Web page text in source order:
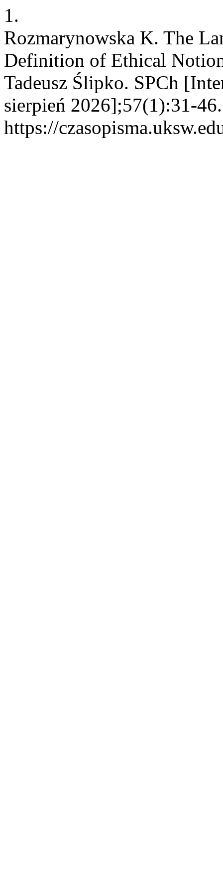
1.
Rozmarynowska K. The
Definition of Ethical
Tadeusz Ślipko. SPCh
sierpień 2026];57(1):31-
https://